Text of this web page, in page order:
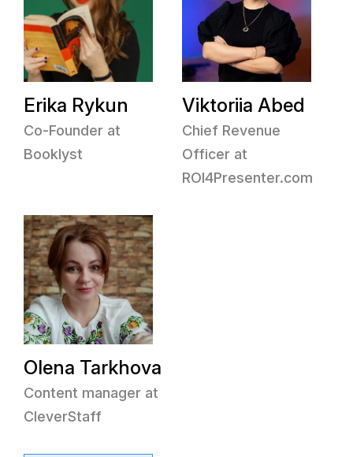
Erika Rykun
Co-Founder at
Booklyst
Viktoriia Abed
Chief Revenue
Officer at
ROI4Presenter.com
Olena Tarkhova
Content manager at
CleverStaff